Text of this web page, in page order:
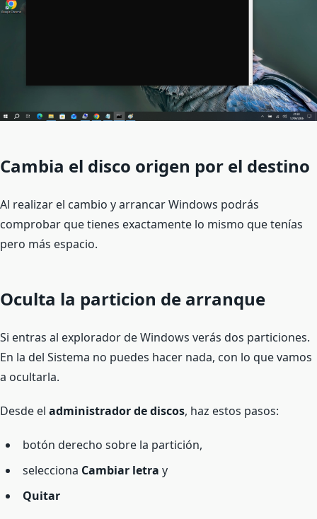
Cambia el disco origen por el destino
Al realizar el cambio y arrancar Windows podrás
comprobar que tienes exactamente lo mismo que tenías
pero más espacio.
Oculta la particion de arranque
Si entras al explorador de Windows verás dos particiones.
En la del Sistema no puedes hacer nada, con lo que vamos
a ocultarla.
Desde el administrador de discos, haz estos pasos:
botón derecho sobre la partición,
selecciona Cambiar letra y
Quitar